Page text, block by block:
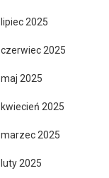
lipiec 2025
czerwiec 2025
maj 2025
kwiecień 2025
marzec 2025
luty 2025